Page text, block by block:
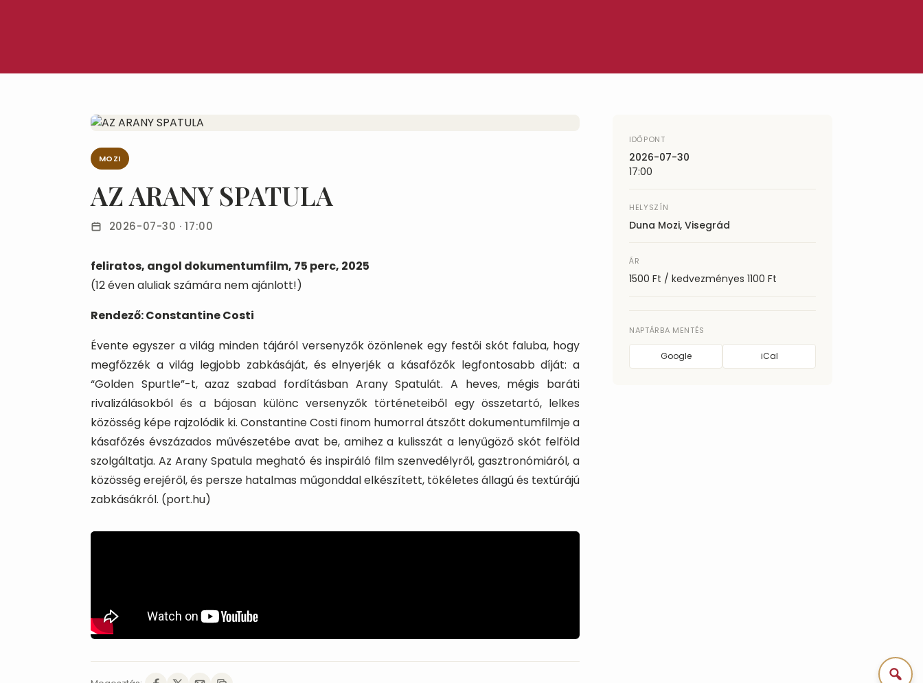
MOZI
AZ ARANY SPATULA
2026-07-30 · 17:00
feliratos, angol dokumentumfilm, 75 perc, 2025
(12 éven aluliak számára nem ajánlott!)
Rendező: Constantine Costi
Évente egyszer a világ minden tájáról versenyzők özönlenek egy festői skót faluba, hogy
megfőzzék a világ legjobb zabkásáját, és elnyerjék a kásafőzők legfontosabb díját: a
“Golden Spurtle”-t, azaz szabad fordításban Arany Spatulát. A heves, mégis baráti
rivalizálásokból és a bájosan különc versenyzők történeteiből egy összetartó, lelkes
közösség képe rajzolódik ki. Constantine Costi finom humorral átszőtt dokumentumfilmje a
kásafőzés évszázados művészetébe avat be, amihez a kulisszát a lenyűgöző skót felföld
szolgáltatja. Az Arany Spatula megható és inspiráló film szenvedélyről, gasztronómiáról, a
közösség erejéről, és persze hatalmas műgonddal elkészített, tökéletes állagú és textúrájú
zabkásákról. (port.hu)
IDŐPONT
2026-07-30
17:00
HELYSZÍN
Duna Mozi, Visegrád
ÁR
1500 Ft / kedvezményes 1100 Ft
NAPTÁRBA MENTÉS
Google iCal